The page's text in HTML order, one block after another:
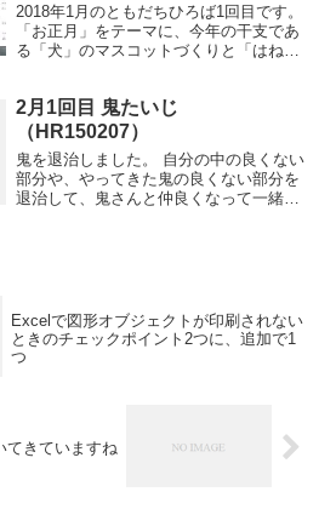
2018年1月のともだちひろば1回目です。
「お正月」をテーマに、今年の干支であ
る「犬」のマスコットづくりと「はねつ
2月1回目 鬼たいじ
（HR150207）
鬼を退治しました。 自分の中の良くない
部分や、やってきた鬼の良くない部分を
退治して、鬼さんと仲良くなって一緒に
Excelで図形オブジェクトが印刷されない
ときのチェックポイント2つに、追加で1
つ
てきていますね